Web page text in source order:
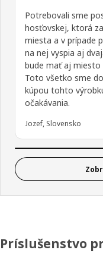
Potrebovali sme
hosťovskej, ktorá
miesta a v prípade
na nej vyspia aj
bude mať aj miesto
Toto všetko sme
kúpou tohto
očakávania.
Jozef, Slovensko
Príslušenstvo